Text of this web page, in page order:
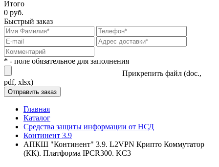
Итого
0 руб.
Быстрый заказ
* - поле обязательное для заполнения
Прикрепить файл (doc.,
pdf, xlsx)
Главная
Каталог
Средства защиты информации от НСД
Континент 3.9
АПКШ "Континент" 3.9. L2VPN Крипто Коммутатор
(КК). Платформа IPCR300. KC3